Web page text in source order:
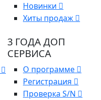
Новинки
Хиты продаж
3 ГОДА ДОП
СЕРВИСА
О программе
Регистрация
Проверка S/N